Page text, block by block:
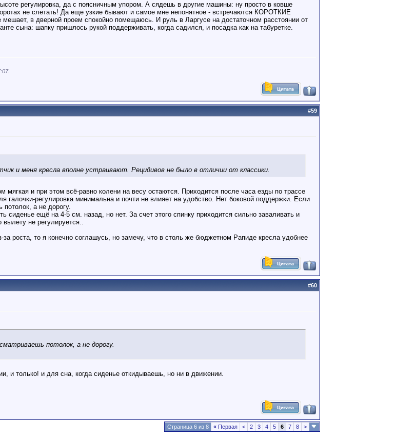
регулировка, да с поясничным упором. А сядешь в другие машины: ну просто в ковше
не слетать! Да еще узкие бывают и самое мне непонятное - встречаются КОРОТКИЕ
в дверной проем спокойно помещаюсь. И руль в Ларгусе на достаточном расстоянии от
сына: шапку пришлось рукой поддерживать, когда садился, и посадка как на табуретке.
.
#59
и меня кресла вполне устраивают. Рецидивов не было в отличии от классики.
мягкая и при этом всё-равно колени на весу остаются. Приходится после часа езды по трассе
галочки-регулировка минимальна и почти не влияет на удобство. Нет боковой поддержки. Если
потолок, а не дорогу.
сиденье ещё на 4-5 см. назад, но нет. За счет этого спинку приходится сильно заваливать и
не регулируется..
за роста, то я конечно соглашусь, но замечу, что в столь же бюджетном Рапиде кресла удобнее
#60
потолок, а не дорогу.
и только! и для сна, когда сиденье откидываешь, но ни в движении.
Страница 6 из 8 « Первая < 2 3 4 5 6 7 8 >